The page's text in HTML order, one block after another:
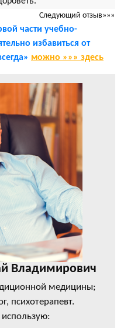
Следующий отзыв»»»
части учебно-
избавиться от
можно »»» здесь
Владимирович
медицины;
психотерапевт.
использую: